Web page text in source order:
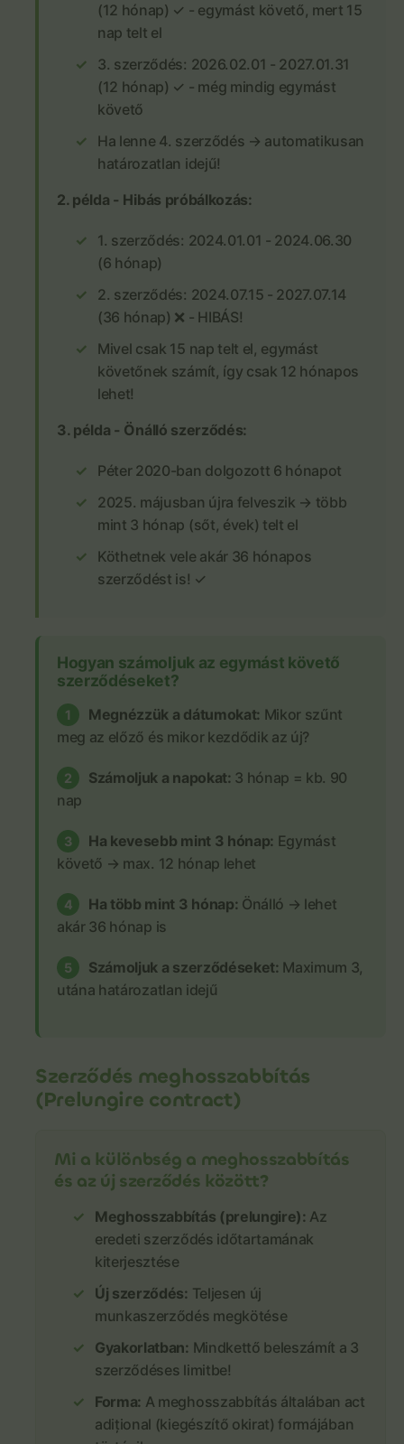
(12 hónap) ✓ - egymást követő, mert 15
nap telt el
3. szerződés: 2026.02.01 - 2027.01.31
(12 hónap) ✓ - még mindig egymást
követő
Ha lenne 4. szerződés → automatikusan
határozatlan idejű!
2. példa - Hibás próbálkozás:
1. szerződés: 2024.01.01 - 2024.06.30
(6 hónap)
2. szerződés: 2024.07.15 - 2027.07.14
(36 hónap) ❌ - HIBÁS!
Mivel csak 15 nap telt el, egymást
követőnek számít, így csak 12 hónapos
lehet!
3. példa - Önálló szerződés:
Péter 2020-ban dolgozott 6 hónapot
2025. májusban újra felveszik → több
mint 3 hónap (sőt, évek) telt el
Köthetnek vele akár 36 hónapos
szerződést is! ✓
Hogyan számoljuk az egymást követő
szerződéseket?
1 Megnézzük a dátumokat: Mikor szűnt
meg az előző és mikor kezdődik az új?
2 Számoljuk a napokat: 3 hónap = kb. 90
nap
3 Ha kevesebb mint 3 hónap: Egymást
követő → max. 12 hónap lehet
4 Ha több mint 3 hónap: Önálló → lehet
akár 36 hónap is
5 Számoljuk a szerződéseket: Maximum 3,
utána határozatlan idejű
Szerződés meghosszabbítás
(Prelungire contract)
Mi a különbség a meghosszabbítás
és az új szerződés között?
Meghosszabbítás (prelungire): Az
eredeti szerződés időtartamának
kiterjesztése
Új szerződés: Teljesen új
munkaszerződés megkötése
Gyakorlatban: Mindkettő beleszámít a 3
szerződéses limitbe!
Forma: A meghosszabbítás általában act
adițional (kiegészítő okirat) formájában